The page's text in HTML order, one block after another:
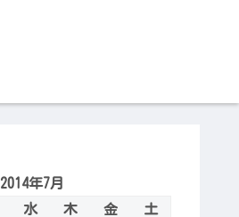
2014年7月
水 木 金
土